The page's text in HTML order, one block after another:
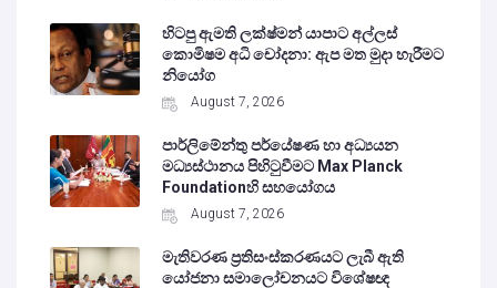
හිටපු ඇමති ලක්ෂ්මන් යාපාට අල්ලස්
කොමිෂම අධි චෝදනා: ඇප මත මුදා හැරීමට
නියෝග
August 7, 2026
පාර්ලිමේන්තු පර්යේෂණ හා අධ්‍යයන
මධ්‍යස්ථානය පිහිටුවීමට Max Planck
Foundationහි සහයෝගය
August 7, 2026
මැතිවරණ ප්‍රතිසංස්කරණයට ලැබී ඇති
යෝජනා සමාලෝචනයට විශේෂඥ